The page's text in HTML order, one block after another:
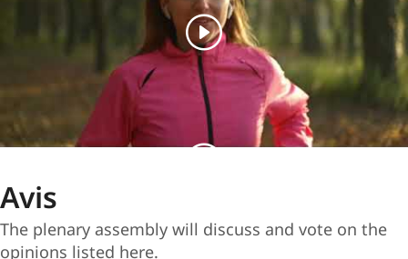
Avis
The plenary assembly will discuss and vote on the
opinions listed here.